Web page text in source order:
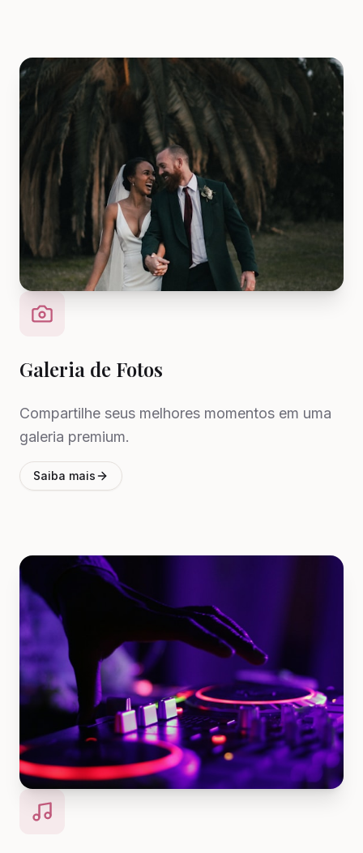
Galeria de Fotos
Compartilhe seus melhores momentos em uma
galeria premium.
Saiba mais